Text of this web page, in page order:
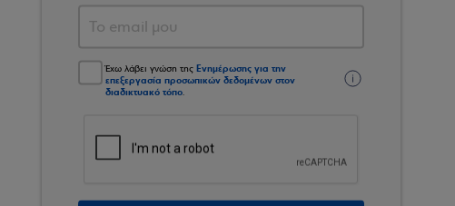
Έχω λάβει γνώση της Ενημέρωσης για την
επεξεργασία προσωπικών δεδομένων στον
διαδικτυακό τόπο.